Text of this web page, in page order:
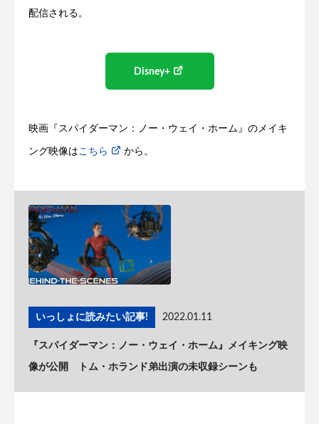
配信される。
Disney+
映画『スパイダーマン：ノー・ウェイ・ホーム』のメイキ
ング映像はこちら から。
いっしょに読みたい記事! 2022.01.11
『スパイダーマン：ノー・ウェイ・ホーム』メイキング映
像が公開 トム・ホランド弟出演の未収録シーンも